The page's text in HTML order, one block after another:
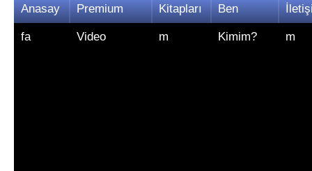
İçeriğe
atla
Anasay
fa
Premium
Video
Kitapları
m
Ben
Kimim? m